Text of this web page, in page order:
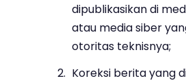
dipublikasikan di
atau media siber
otoritas teknisnya;
Koreksi berita yang